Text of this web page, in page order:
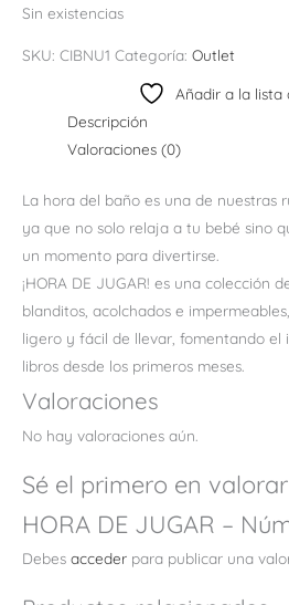
Sin existencias
SKU: CIBNU1 Categoría: Outlet
Añadir a la lista
Descripción
Valoraciones (0)
La hora del baño es una de nuestras
ya que no solo relaja a tu bebé sino
un momento para divertirse.
¡HORA DE JUGAR! es una colección
blanditos, acolchados e
ligero y fácil de llevar, fomentando el
libros desde los primeros meses.
Valoraciones
No hay valoraciones aún.
Sé el primero en valorar
HORA DE JUGAR –
Debes acceder para publicar una